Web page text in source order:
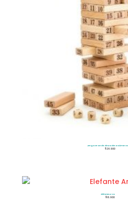
Jenga Grande de Madera Números
$26.900
Elefante Aros
$16.900